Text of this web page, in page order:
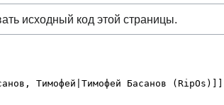
исходный код этой страницы.